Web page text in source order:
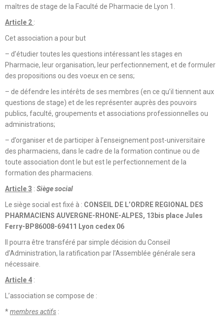
maîtres de stage de la Faculté de Pharmacie de Lyon 1.
Article 2 :
Cet association a pour but
– d’étudier toutes les questions intéressant les stages en
Pharmacie, leur organisation, leur perfectionnement, et de formuler
des propositions ou des voeux en ce sens;
– de défendre les intérêts de ses membres (en ce qu’il tiennent aux
questions de stage) et de les représenter auprès des pouvoirs
publics, faculté, groupements et associations professionnelles ou
administrations;
– d’organiser et de participer à l’enseignement post-universitaire
des pharmaciens, dans le cadre de la formation continue ou de
toute association dont le but est le perfectionnement de la
formation des pharmaciens.
Article 3 : Siège social
Le siège social est fixé à : CONSEIL DE L’ORDRE REGIONAL DES
PHARMACIENS AUVERGNE-RHONE-ALPES, 13bis place Jules
Ferry-BP86008-69411 Lyon cedex 06
Il pourra être transféré par simple décision du Conseil
d’Administration, la ratification par l’Assemblée générale sera
nécessaire.
Article 4 :
L’association se compose de :
*membres actifs :